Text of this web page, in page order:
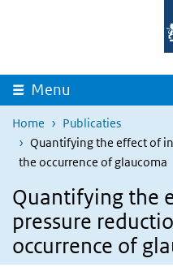
Overslaan en naar de inhoud
Menu
Home
Publicaties
Quantifying the effect of
the occurrence of glaucoma
Quantifying the
pressure
occurrence of